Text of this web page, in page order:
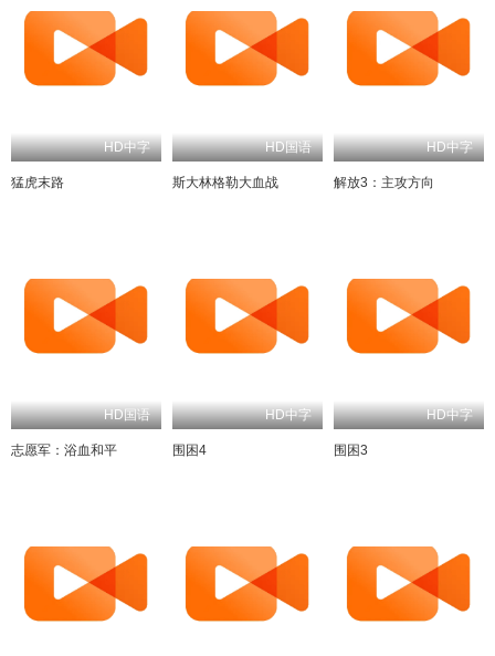
HD中字
猛虎末路
HD国语
斯大林格勒大血战
HD中字
解放3：主攻方向
HD国语
志愿军：浴血和平
HD中字
围困4
HD中字
围困3